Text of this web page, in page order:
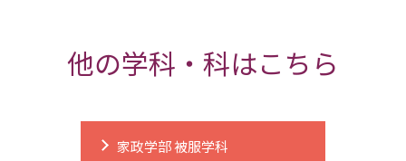
他の学科・科はこちら
家政学部 被服学科